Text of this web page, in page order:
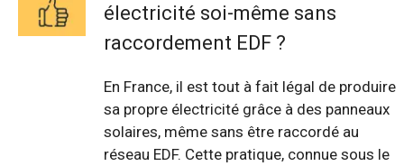
électricité soi-même sans
raccordement EDF ?
En France, il est tout à fait légal de produire
sa propre électricité grâce à des panneaux
solaires, même sans être raccordé au
réseau EDF. Cette pratique, connue sous le